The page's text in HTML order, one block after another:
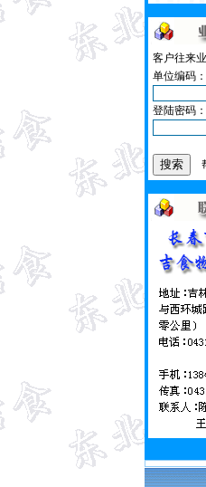
客户往来
单位编码：
登陆密码：